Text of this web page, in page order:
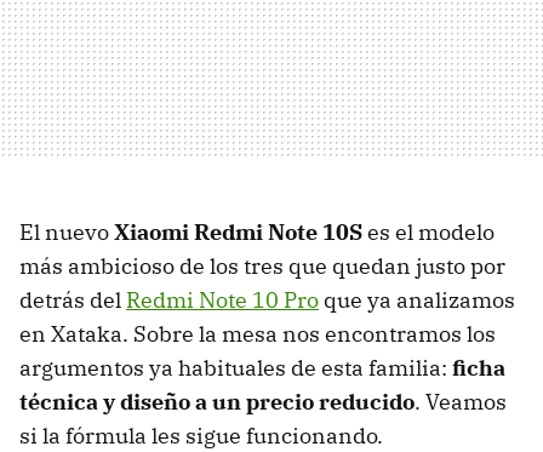
El nuevoXiaomi Redmi Note 10Ses el modelo
más ambicioso de los tres que quedan justo por
detrás del Redmi Note 10 Pro que ya analizamos
en Xataka. Sobre la mesa nos encontramos los
argumentos ya habituales de esta familia: ficha
técnica y diseño a un precio reducido. Veamos
si la fórmula les sigue funcionando.